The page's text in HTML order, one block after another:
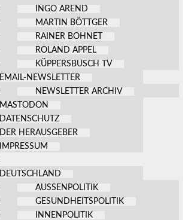
INGO AREND
MARTIN BÖTTGER
RAINER BOHNET
ROLAND APPEL
KÜPPERSBUSCH TV
EMAIL-NEWSLETTER
NEWSLETTER ARCHIV
MASTODON
DATENSCHUTZ
DER HERAUSGEBER
IMPRESSUM
DEUTSCHLAND
AUSSENPOLITIK
GESUNDHEITSPOLITIK
INNENPOLITIK